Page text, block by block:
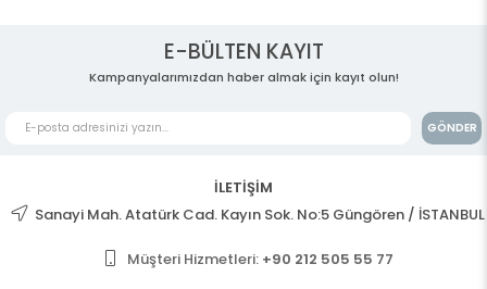
E-BÜLTEN KAYIT
Kampanyalarımızdan haber almak için kayıt olun!
GÖNDER
İLETİŞİM
Sanayi Mah. Atatürk Cad. Kayın Sok. No:5 Güngören / İSTANBUL
Müşteri Hizmetleri: +90 212 505 55 77